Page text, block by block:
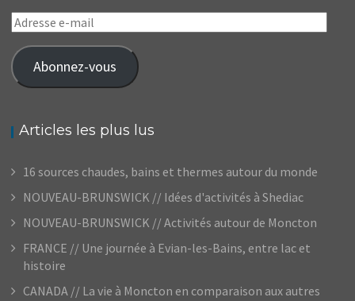
Adresse
e-
mail
Abonnez-vous
Articles les plus lus
16 sources chaudes, bains et thermes autour du monde
NOUVEAU-BRUNSWICK // Idées d'activités à Shediac
NOUVEAU-BRUNSWICK // Activités autour de Moncton
FRANCE // Une journée à Evian-les-Bains, entre lac et
histoire
CANADA // La vie à Moncton en comparaison aux autres